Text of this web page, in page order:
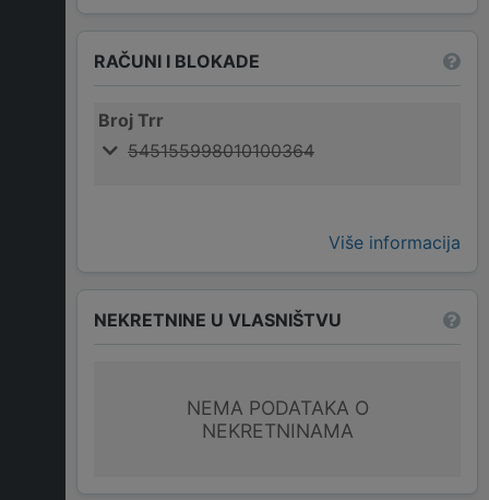
RAČUNI I BLOKADE
Broj Trr
545155998010100364
Više informacija
NEKRETNINE U VLASNIŠTVU
NEMA PODATAKA O
NEKRETNINAMA